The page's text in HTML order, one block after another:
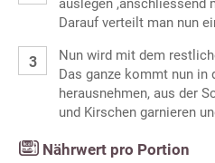
auslegen ,anschliessend
Darauf verteilt man nun
Nun wird mit dem
Das ganze kommt nun in
herausnehmen, aus der
und Kirschen garnieren
Nährwert pro Portion